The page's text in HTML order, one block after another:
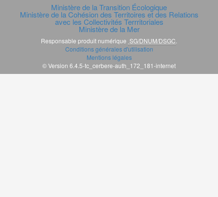
Ministère de la Transition Écologique
Ministère de la Cohésion des Territoires et des Relations
avec les Collectivités Terrritoriales
Ministère de la Mer
Responsable produit numérique SG/DNUM/DSGC
Conditions générales d'utilisation
Mentions légales
© Version 6.4.5-tc_cerbere-auth_172_181-internet